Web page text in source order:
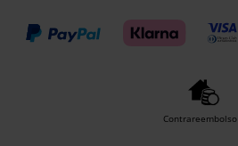
Contrareembolso